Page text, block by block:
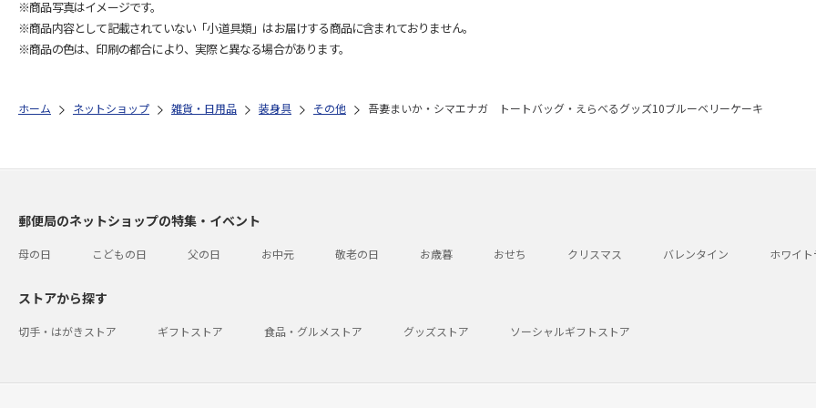
※商品写真はイメージです。
※商品内容として記載されていない「小道具類」はお届けする商品に含まれておりません。
※商品の色は、印刷の都合により、実際と異なる場合があります。
ホーム ネットショップ 雑貨・日用品 装身具 その他 吾妻まいか・シマエナガ トートバッグ・えらべるグッズ10ブルーベリーケーキ
郵便局のネットショップの特集・イベント
母の日 こどもの日 父の日 お中元 敬老の日 お歳暮 おせち クリスマス バレンタイン ホワイ
ストアから探す
切手・はがきストア ギフトストア 食品・グルメストア グッズストア ソーシャルギフトストア